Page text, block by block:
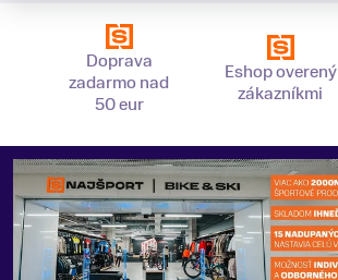
Doprava
zadarmo nad
50 eur
Eshop overený
zákazníkmi